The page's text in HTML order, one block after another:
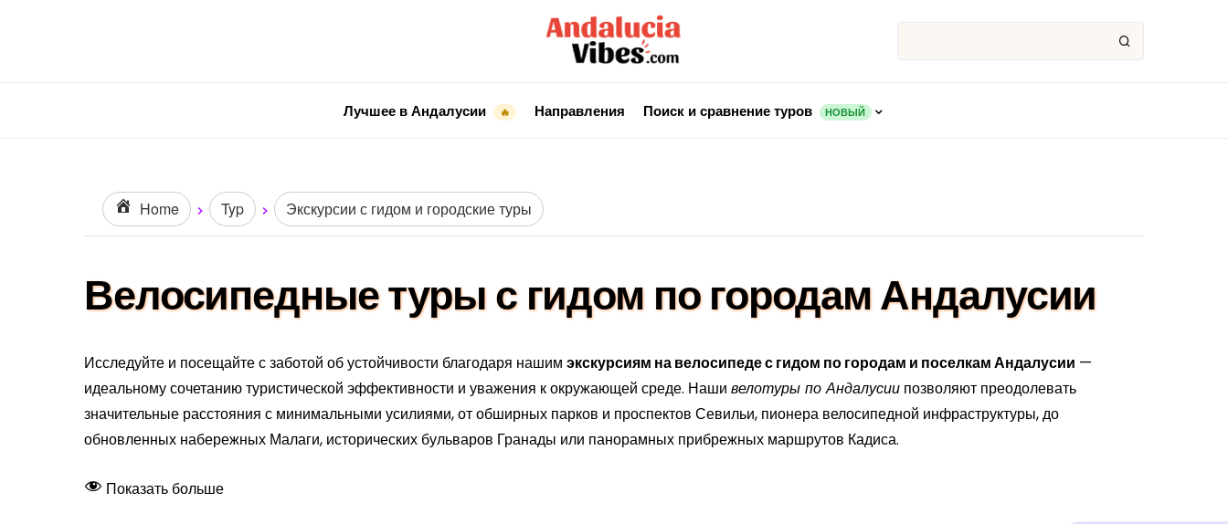
Лучшее в Андалусии 🔥 Направления Поиск и сравнение туров НОВЫЙ
Home Typ Экскурсии с гидом и городские туры
Велосипедные туры с гидом по городам Андалусии
Исследуйте и посещайте с заботой об устойчивости благодаря нашим экскурсиям на велосипеде с гидом по городам и поселкам Андалусии —
идеальному сочетанию туристической эффективности и уважения к окружающей среде. Наши велотуры по Андалусии позволяют преодолевать
значительные расстояния с минимальными усилиями, от обширных парков и проспектов Севильи, пионера велосипедной инфраструктуры, до
обновленных набережных Малаги, исторических бульваров Гранады или панорамных прибрежных маршрутов Кадиса.
Показать больше